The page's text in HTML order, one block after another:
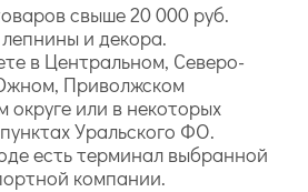
свыше 20 000 руб.
лепнины и декора.
в Центральном, Северо-
Приволжском
округе или в некоторых
Уральского ФО.
есть терминал выбранной
компании.